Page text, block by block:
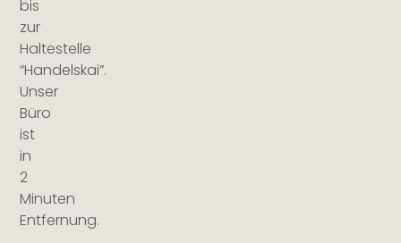
bis
zur
Haltestelle
“Handelskai”.
Unser
Büro
ist
in
2
Minuten
Entfernung.